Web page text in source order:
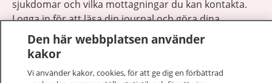
sjukdomar och vilka mottagningar du kan kontakta.
Logga in för att läsa din journal och göra dina
vårdärenden. Ring telefonnummer 1177 för
sjukvårdsrådgivning dygnet runt.
1177 ger dig råd när du vill må bättre.
Den här webbplatsen använder
kakor
Vi använder kakor, cookies, för att ge dig en förbättrad